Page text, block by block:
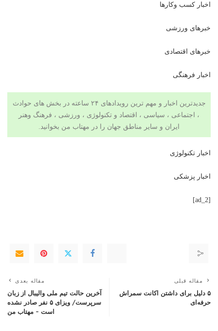
اخبار کسب وکارها
خبرهای ورزشی
خبرهای اقتصادی
اخبار فرهنگی
جدیدترین اخبار و مهم ترین رویدادهای ۲۴ ساعته در بخش های حوادث
، اجتماعی ، سیاسی ، اقتصاد و تکنولوژی ، ورزشی ، فرهنگ وهنر
ایران و سایر مناطق جهان را در مهتاب من بخوانید.
اخبار تکنولوژی
اخبار پزشکی
[ad_2]
مقاله قبلی
۵ دلیل برای داشتن اکانت سمراش
حرفه‌ای
مقاله بعدی
آخرین حالت تیم ملی والیبال از زبان
سرپرست/ ویزای ۵ نفر صادر نشده
است – مهتاب من